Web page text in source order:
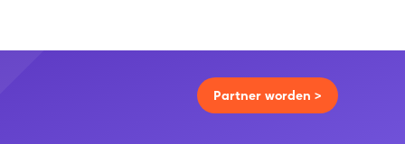
Partner worden >